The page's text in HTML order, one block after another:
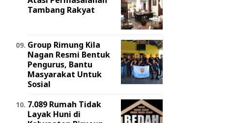
Tambang Rakyat
Group Rimung Kila
Nagan Resmi Bentuk
Pengurus, Bantu
Masyarakat Untuk
Sosial
7.089 Rumah Tidak
Layak Huni di